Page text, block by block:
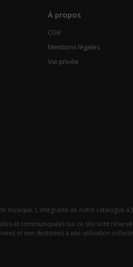
À propos
CGV
Mentions légales
Vie privée
musique. L'intégralité de notre catalogue
et communiquées sur ce site sont
et non destinées à une utilisation